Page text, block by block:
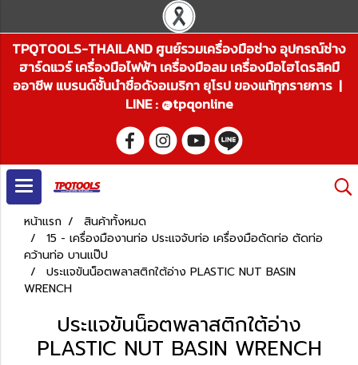
TPQTOOLS-THAILAND ศูนย์รวมเครื่องมือช่าง อุปกรณ์ช่าง
ฮาร์ดแวร์ เครื่องมือไฟฟ้า เครื่องมือลม เครื่องมือไฮโดรลิคมื
ออาชีพ แบรนด์ชั้นนำชื่อดังอเมริกา ยุโรป ของแท้ทุกรายการ |
LINE : @tpqonline
หน้าแรก
สินค้าทั้งหมด
15 - เครื่องมืองานท่อ ประแจจับท่อ เครื่องมือดัดท่อ ตัดท่อ
คว้านท่อ บานแป๊ป
ประแจขันน็อตพลาสติกใต้อ่าง PLASTIC NUT BASIN
WRENCH
ประแจขันน็อตพลาสติกใต้อ่าง
PLASTIC NUT BASIN WRENCH